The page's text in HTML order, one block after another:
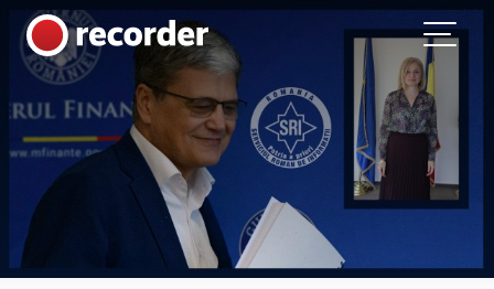
Skip to content
Main Navigation